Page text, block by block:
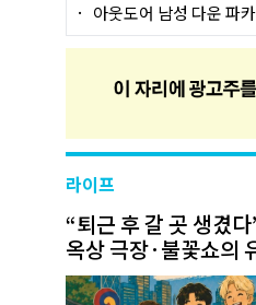
아웃도어 남성 다운 파
라이프
“퇴근 후 갈 곳 생겼
옥상 극장·불꽃쇼의